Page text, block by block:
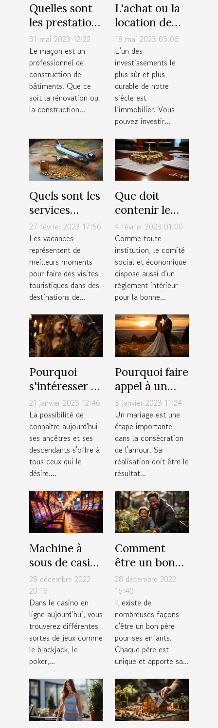
Quelles sont
les prestations
proposées par
un maçon ?
31 mai 2023 12:22
Le maçon est un
professionnel de
construction de
bâtiments. Que ce
soit la rénovation ou
la construction...
L'achat ou la
location de
résidence
principale :
quels sont nos
avis à ce sujet
?
18 mai 2023 03:06
L’un des
investissements le
plus sûr et plus
durable de notre
siècle est
l’immobilier. Vous
pouvez investir...
Quels sont les
services
proposés par
une agence
de tourisme ?
27 février 2023 17:56
Les vacances
représentent de
meilleurs moments
pour faire des visites
touristiques dans des
destinations de...
Que doit
contenir le
règlement
intérieur du
CSE ?
4 février 2023 01:00
Comme toute
institution, le comité
social et économique
dispose aussi d’un
règlement intérieur
pour la bonne...
Pourquoi
s'intéresser à
ses
descendants ?
21 janvier 2023 12:46
La possibilité de
connaître aujourd'hui
ses ancêtres et ses
descendants s'offre à
tous ceux qui le
désire....
Pourquoi faire
appel à un
photographe
à Annemasse
pour un
mariage ?
5 janvier 2023 11:24
Un mariage est une
étape importante
dans la consécration
de l'amour. Sa
réalisation doit être le
résultat...
Machine à
sous de casino
: comment
fonctionne
cet appareil
électronique
de jeux ?
28 décembre 2022
20:16
Dans le casino en
ligne aujourd’hui, vous
trouverez différentes
sortes de jeux comme
le blackjack, le
poker,...
Comment
être un bon
père pour ses
enfants ?
28 décembre 2022
16:40
Il existe de
nombreuses façons
d'être un bon père
pour ses enfants.
Chaque père est
unique et apporte sa...